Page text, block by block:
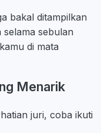
bakal ditampilkan
selama sebulan
di mata
Menarik
juri, coba ikuti